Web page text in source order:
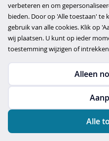
Bedrijfsgegevens
Werkwijze
Overzichten
Verlopen aanbod
Copyright © 2026
privacy- en cookiebeleid
verbeteren en om
bieden. Door op 'Alle toestaan'
gebruik van alle cookies. Klik op
wij plaatsen. U kunt op ieder
toestemming wijzigen of
Alleen
Alle